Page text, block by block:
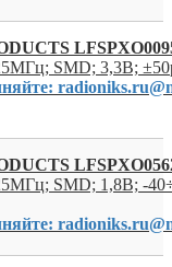
SMD; 3,3В;
SMD; 1,8В; -